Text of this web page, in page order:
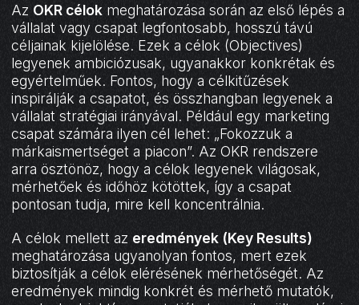
Az OKR célok meghatározása során az első lépés a
vállalat vagy csapat legfontosabb, hosszú távú
céljainak kijelölése. Ezek a célok (Objectives)
legyenek ambiciózusak, ugyanakkor konkrétak és
egyértelműek. Fontos, hogy a célkitűzések
inspirálják a csapatot, és összhangban legyenek a
vállalat stratégiai irányával. Például egy marketing
csapat számára ilyen cél lehet: „Fokozzuk a
márkaismertséget a piacon”. Az OKR rendszere
arra ösztönöz, hogy a célok legyenek világosak,
mérhetőek és időhöz kötöttek, így a csapat
pontosan tudja, mire kell koncentrálnia.
A célok mellett az eredmények (Key Results)
meghatározása ugyanolyan fontos, mert ezek
biztosítják a célok elérésének mérhetőségét. Az
eredmények mindig konkrét és mérhető mutatók,